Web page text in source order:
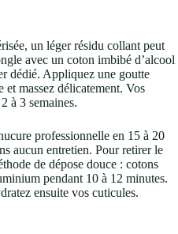
un léger résidu collant peut
avec un coton imbibé d’alcool
dédié. Appliquez une goutte
massez délicatement. Vos
à 3 semaines.
professionnelle en 15 à 20
aucun entretien. Pour retirer le
de dépose douce : cotons
pendant 10 à 12 minutes.
ensuite vos cuticules.